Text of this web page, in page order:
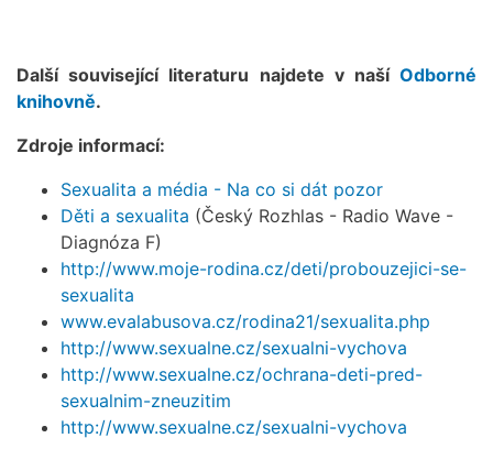
Další související literaturu najdete v naší Odborné
knihovně.
Zdroje informací:
Sexualita a média - Na co si dát pozor
Děti a sexualita (Český Rozhlas - Radio Wave -
Diagnóza F)
http://www.moje-rodina.cz/deti/probouzejici-se-
sexualita
www.evalabusova.cz/rodina21/sexualita.php
http://www.sexualne.cz/sexualni-vychova
http://www.sexualne.cz/ochrana-deti-pred-
sexualnim-zneuzitim
http://www.sexualne.cz/sexualni-vychova